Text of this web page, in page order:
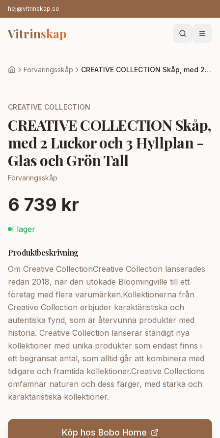
hej@vitrinskap.se
Vitrinskap
Förvaringsskåp CREATIVE COLLECTION Skåp, med 2 Luckor och 3 Hyllplan - Glas och Grön Tall
CREATIVE COLLECTION
CREATIVE COLLECTION Skåp,
med 2 Luckor och 3 Hyllplan -
Glas och Grön Tall
Förvaringsskåp
6 739 kr
I lager
Produktbeskrivning
Om Creative CollectionCreative Collection lanserades
redan 2018, när den utökade Bloomingville till ett
företag med flera varumärken.Kollektionerna från
Creative Collection erbjuder karaktäristiska och
autentiska fynd, som är återvunna produkter med
historia. Creative Collection lanserar ständigt nya
kollektioner med unika produkter som endast finns i
ett begränsat antal, som alltid går att kombinera med
tidigare och framtida kollektioner.Creative Collections
omfamnar naturen och dess färger, med starka och
karaktäristiska kollektioner.
Köp hos Bobo Home